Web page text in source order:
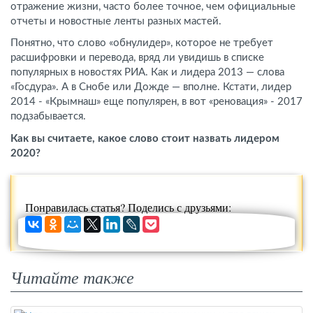
отражение жизни, часто более точное, чем официальные
отчеты и новостные ленты разных мастей.
Понятно, что слово «обнулидер», которое не требует
расшифровки и перевода, вряд ли увидишь в списке
популярных в новостях РИА. Как и лидера 2013 — слова
«Госдура». А в Снобе или Дожде — вполне. Кстати, лидер
2014 - «Крымнаш» еще популярен, в вот «реновация» - 2017
подзабывается.
Как вы считаете, какое слово стоит назвать лидером
2020?
Понравилась статья? Поделись с друзьями:
Читайте также